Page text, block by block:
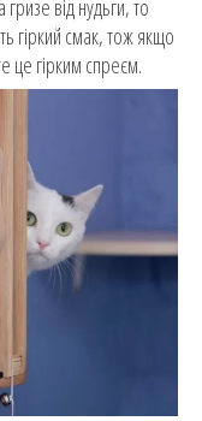
від нудьги, то
гіркий смак, тож якщо
це гірким спреєм.